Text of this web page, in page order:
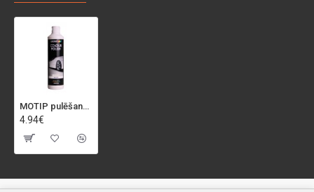
MOTIP pulēšanas līdzeklis, 500ml balts
4.94€